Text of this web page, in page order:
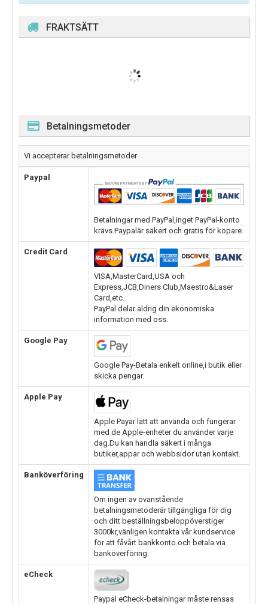
FRAKTSÄTT
Betalningsmetoder
Vi accepterar betalningsmetoder
Paypal
Betalningar med PayPal,inget PayPal-konto
krävs.Paypalär säkert och gratis för köpare.
Credit Card
VISA,MasterCard,USA och
Express,JCB,Diners Club,Maestro&Laser
Card,etc.
PayPal delar aldrig din ekonomiska
information med oss.
Google Pay
Google Pay-Betala enkelt online,i butik eller
skicka pengar.
Apple Pay
Apple Payär lätt att använda och fungerar
med de Apple-enheter du använder varje
dag.Du kan handla säkert i många
butiker,appar och webbsidor utan kontakt.
Banköverföring
Om ingen av ovanstående
betalningsmetoderär tillgängliga för dig
och ditt beställningsbeloppöverstiger
3000kr,vänligen kontakta vår kundservice
för att fåvårt bankkonto och betala via
banköverföring.
eCheck
Paypal eCheck-betalningar måste rensas